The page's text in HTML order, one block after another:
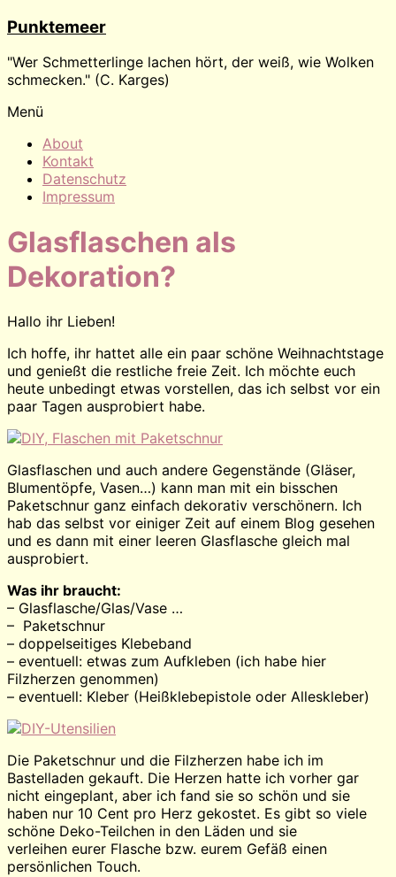
Zum
wechseln
Punktemeer
"Wer Schmetterlinge lachen hört, der weiß, wie Wolken
schmecken." (C. Karges)
Menü
About
Kontakt
Datenschutz
Impressum
Glasflaschen als
Dekoration?
Hallo ihr Lieben!
Ich hoffe, ihr hattet alle ein paar schöne Weihnachtstage
und genießt die restliche freie Zeit. Ich möchte euch
heute unbedingt etwas vorstellen, das ich selbst vor ein
paar Tagen ausprobiert habe.
Glasflaschen und auch andere Gegenstände (Gläser,
Blumentöpfe, Vasen…) kann man mit ein bisschen
Paketschnur ganz einfach dekorativ verschönern. Ich
hab das selbst vor einiger Zeit auf einem Blog gesehen
und es dann mit einer leeren Glasflasche gleich mal
ausprobiert.
Was ihr braucht:
– Glasflasche/Glas/Vase …
– Paketschnur
– doppelseitiges Klebeband
– eventuell: etwas zum Aufkleben (ich habe hier
Filzherzen genommen)
– eventuell: Kleber (Heißklebepistole oder Alleskleber)
Die Paketschnur und die Filzherzen habe ich im
Bastelladen gekauft. Die Herzen hatte ich vorher gar
nicht eingeplant, aber ich fand sie so schön und sie
haben nur 10 Cent pro Herz gekostet. Es gibt so viele
schöne Deko-Teilchen in den Läden und sie
verleihen eurer Flasche bzw. eurem Gefäß einen
persönlichen Touch.